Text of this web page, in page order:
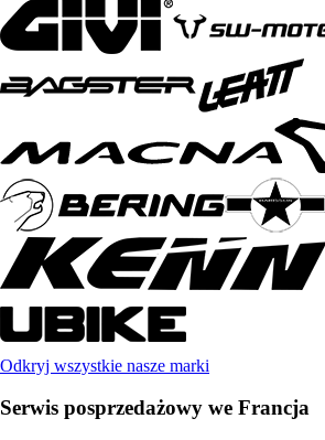
Odkryj wszystkie nasze marki
Serwis posprzedażowy we Francja